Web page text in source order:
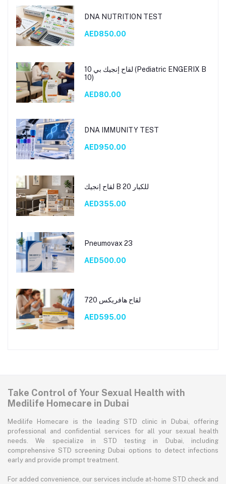
DNA NUTRITION TEST
AED850.00
لقاح إنجيك بي 10 (Pediatric ENGERIX B
10)
AED80.00
DNA IMMUNITY TEST
AED950.00
لقاح إنجيك B 20 للكبار
AED355.00
Pneumovax 23
AED500.00
لقاح هافريكس 720
AED595.00
Take Control of Your Sexual Health with
Medilife Homecare in Dubai
Medilife Homecare is the leading STD clinic in Dubai, offering
professional and confidential services for all your sexual health
needs. We specialize in STD testing in Dubai, including
comprehensive STD screening Dubai options to detect infections
early and provide prompt treatment.
For added convenience, our services include at-home STD check and